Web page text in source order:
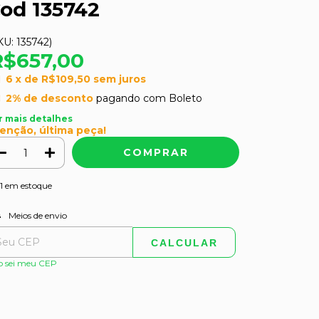
135742
135742)
6 x de R$109,50 sem juros
2% de descontopagando com Boleto
mais detalhes
última peça!
1 em estoque
para o CEP:
Meios de envio
CALCULAR
sei meu CEP